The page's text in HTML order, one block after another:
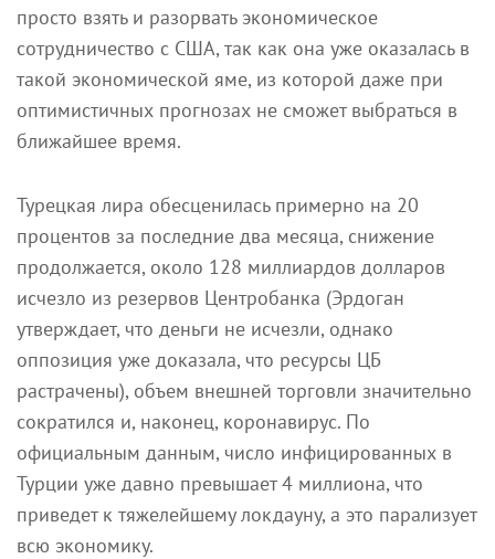
просто взять и разорвать экономическое
сотрудничество с США, так как она уже оказалась в
такой экономической яме, из которой даже при
оптимистичных прогнозах не сможет выбраться в
ближайшее время.
Турецкая лира обесценилась примерно на 20
процентов за последние два месяца, снижение
продолжается, около 128 миллиардов долларов
исчезло из резервов Центробанка (Эрдоган
утверждает, что деньги не исчезли, однако
оппозиция уже доказала, что ресурсы ЦБ
растрачены), объем внешней торговли значительно
сократился и, наконец, коронавирус. По
официальным данным, число инфицированных в
Турции уже давно превышает 4 миллиона, что
приведет к тяжелейшему локдауну, а это парализует
всю экономику.